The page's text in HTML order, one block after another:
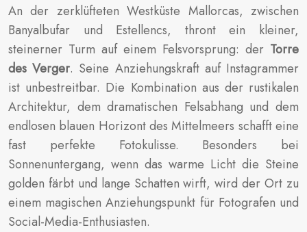
An der zerklüfteten Westküste Mallorcas, zwischen
Banyalbufar und Estellencs, thront ein kleiner,
steinerner Turm auf einem Felsvorsprung: der Torre
des Verger. Seine Anziehungskraft auf Instagrammer
ist unbestreitbar. Die Kombination aus der rustikalen
Architektur, dem dramatischen Felsabhang und dem
endlosen blauen Horizont des Mittelmeers schafft eine
fast perfekte Fotokulisse. Besonders bei
Sonnenuntergang, wenn das warme Licht die Steine
golden färbt und lange Schatten wirft, wird der Ort zu
einem magischen Anziehungspunkt für Fotografen und
Social-Media-Enthusiasten.